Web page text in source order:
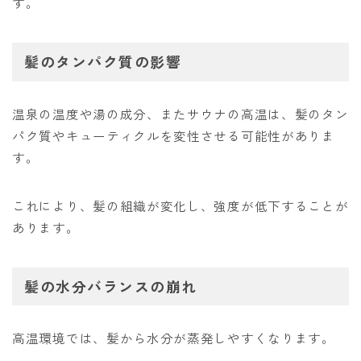
髪のタンパク質の影響
温泉の温度や湯の成分、またサウナの高温は、髪のタン
パク質やキューティクルを変性させる可能性がありま
す。
これにより、髪の組織が変化し、強度が低下することが
あります。
髪の水分バランスの崩れ
高温環境では、髪から水分が蒸発しやすくなります。